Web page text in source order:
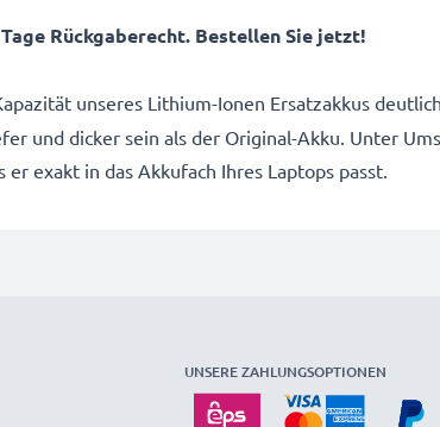
Rückgaberecht. Bestellen Sie jetzt!
unseres Lithium-Ionen Ersatzakkus
und dicker sein als der Original-Akku. Unter
er exakt in das Akkufach Ihres Laptops passt.
UNSERE ZAHLUNGSOPTIONEN